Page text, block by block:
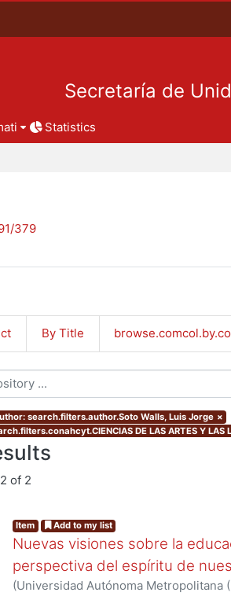
Secretaría de
Statistics
379
By Title
search.filters.author.Soto Walls, Luis Jorge ×
DE LAS ARTES Y LAS
of 2
Item Add to my list
Nuevas visiones sobre la
perspectiva del espíritu de
(Universidad Autónoma Metropolitana